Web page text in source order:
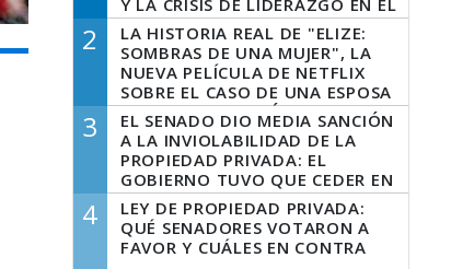
Y LA CRISIS DE LIDERAZGO EN EL
PERONISMO
2
LA HISTORIA REAL DE "ELIZE:
SOMBRAS DE UNA MUJER", LA
NUEVA PELÍCULA DE NETFLIX
SOBRE EL CASO DE UNA ESPOSA
QUE DESCUARTIZÓ A SU
MARIDO
3
EL SENADO DIO MEDIA SANCIÓN
A LA INVIOLABILIDAD DE LA
PROPIEDAD PRIVADA: EL
GOBIERNO TUVO QUE CEDER EN
LA LEY DEL MANEJO DEL FUEGO
4
LEY DE PROPIEDAD PRIVADA:
QUÉ SENADORES VOTARON A
FAVOR Y CUÁLES EN CONTRA